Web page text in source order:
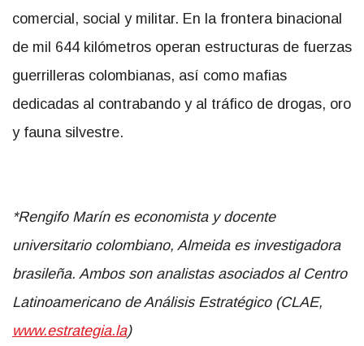
comercial, social y militar. En la frontera binacional
de mil 644 kilómetros operan estructuras de fuerzas
guerrilleras colombianas, así como mafias
dedicadas al contrabando y al tráfico de drogas, oro
y fauna silvestre.
*Rengifo Marín es economista y docente
universitario colombiano, Almeida es investigadora
brasileña. Ambos son analistas asociados al Centro
Latinoamericano de Análisis Estratégico (CLAE,
www.estrategia.la)